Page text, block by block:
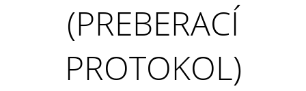
(PREBERACÍ
PROTOKOL)